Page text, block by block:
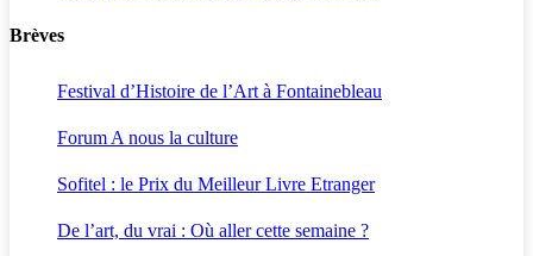
Brèves
Festival d’Histoire de l’Art à Fontainebleau
Forum A nous la culture
Sofitel : le Prix du Meilleur Livre Etranger
De l’art, du vrai : Où aller cette semaine ?